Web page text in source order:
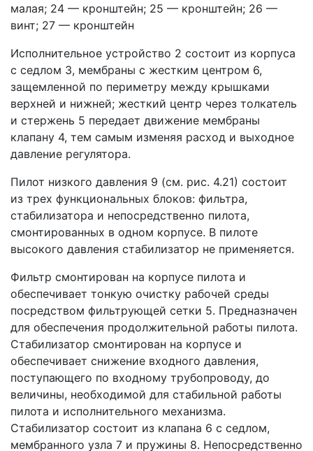
малая; 24 — кронштейн; 25 — кронштейн; 26 —
винт; 27 — кронштейн
Исполнительное устройство 2 состоит из корпуса
с седлом 3, мембраны с жестким центром 6,
защемленной по периметру между крышками
верхней и нижней; жесткий центр через толкатель
и стержень 5 передает движение мембраны
клапану 4, тем самым изменяя расход и выходное
давление регулятора.
Пилот низкого давления 9 (см. рис. 4.21) состоит
из трех функциональных блоков: фильтра,
стабилизатора и непосредственно пилота,
смонтированных в одном корпусе. В пилоте
высокого давления стабилизатор не применяется.
Фильтр смонтирован на корпусе пилота и
обеспечивает тонкую очистку рабочей среды
посредством фильтрующей сетки 5. Предназначен
для обеспечения продолжительной работы пилота.
Стабилизатор смонтирован на корпусе и
обеспечивает снижение входного давления,
поступающего по входному трубопроводу, до
величины, необходимой для стабильной работы
пилота и исполнительного механизма.
Стабилизатор состоит из клапана 6 с седлом,
мембранного узла 7 и пружины 8. Непосредственно